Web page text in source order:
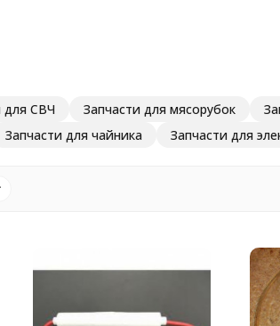
для СВЧ Запчасти для мясорубок
Запчасти для чайника Запчасти для